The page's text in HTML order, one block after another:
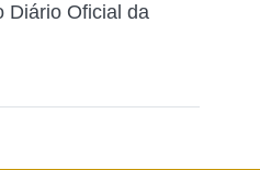
Diário Oficial da